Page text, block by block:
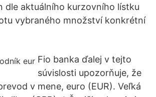
dle aktuálního kurzovního lístku
vybraného množství konkrétní
Fio banka ďalej v tejto
súvislosti upozorňuje, že
v mene, euro (EUR). Veľká